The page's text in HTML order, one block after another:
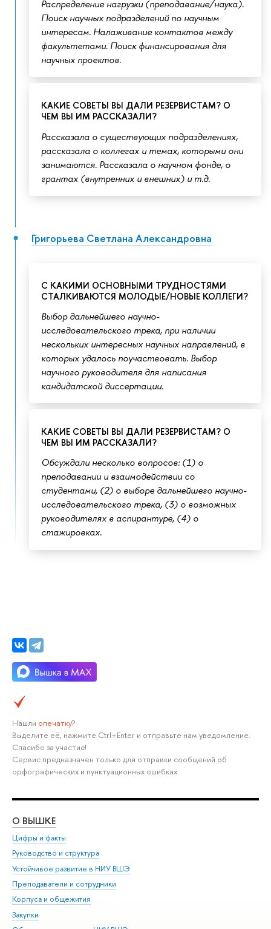
Распределение нагрузки (преподавание/наука).
Поиск научных подразделений по научным
интересам. Налаживание контактов между
факультетами. Поиск финансирования для
научных проектов.
КАКИЕ СОВЕТЫ ВЫ ДАЛИ РЕЗЕРВИСТАМ? О
ЧЕМ ВЫ ИМ РАССКАЗАЛИ?
Рассказала о существующих подразделениях,
рассказала о коллегах и темах, которыми они
занимаются. Рассказала о научном фонде, о
грантах (внутренних и внешних) и т.д.
Григорьева Светлана Александровна
С КАКИМИ ОСНОВНЫМИ ТРУДНОСТЯМИ
СТАЛКИВАЮТСЯ МОЛОДЫЕ/НОВЫЕ КОЛЛЕГИ?
Выбор дальнейшего научно-
исследовательского трека, при наличии
нескольких интересных научных направлений, в
которых удалось поучаствовать. Выбор
научного руководителя для написания
кандидатской диссертации.
КАКИЕ СОВЕТЫ ВЫ ДАЛИ РЕЗЕРВИСТАМ? О
ЧЕМ ВЫ ИМ РАССКАЗАЛИ?
Обсуждали несколько вопросов: (1) о
преподавании и взаимодействии со
студентами, (2) о выборе дальнейшего научно-
исследовательского трека, (3) о возможных
руководителях в аспирантуре, (4) о
стажировках.
Нашли опечатку?
Выделите её, нажмите Ctrl+Enter и отправьте нам уведомление.
Спасибо за участие!
Сервис предназначен только для отправки сообщений об
орфографических и пунктуационных ошибках.
О ВЫШКЕ
Цифры и факты
Руководство и структура
Устойчивое развитие в НИУ ВШЭ
Преподаватели и сотрудники
Корпуса и общежития
Закупки